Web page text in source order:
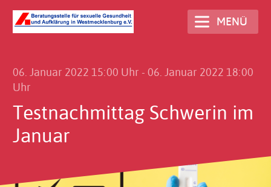
Direkt
zum
MENÜ
06. Januar 2022 15:00 Uhr -06. Januar 2022 18:00
Uhr
Testnachmittag Schwerin im
Januar